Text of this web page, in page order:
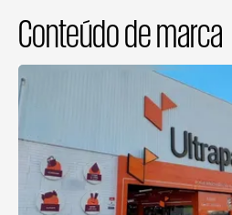
Conteúdo de marca